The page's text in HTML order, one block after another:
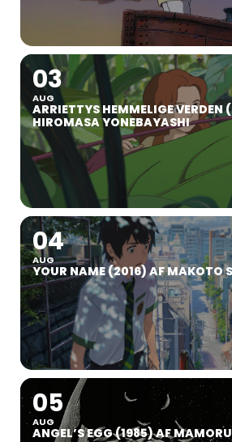
03
AUG
ARRIETTYS HEMMELIGE VERDEN
HIROMASA YONEBAYASHI
04
AUG
YOUR NAME (2016) AF MAKOTO
05
AUG
ANGEL’S EGG (1985) AF